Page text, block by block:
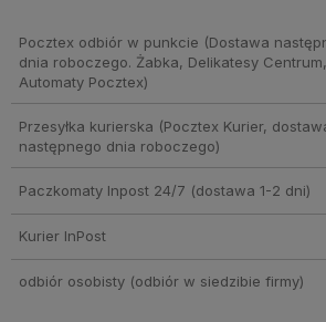
Pocztex odbiór w punkcie (Dostawa
dnia roboczego. Żabka, Delikatesy Centrum,
Automaty Pocztex)
Przesyłka kurierska (Pocztex Kurier,
następnego dnia roboczego)
Paczkomaty Inpost 24/7 (dostawa 1-2 dni)
Kurier InPost
odbiór osobisty(odbiór w siedzibie firmy)